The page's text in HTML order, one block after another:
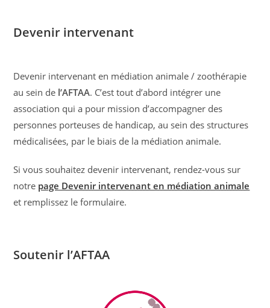
Devenir intervenant
Devenir intervenant en médiation animale / zoothérapie
au sein de l’AFTAA. C’est tout d’abord intégrer une
association qui a pour mission d’accompagner des
personnes porteuses de handicap, au sein des structures
médicalisées, par le biais de la médiation animale.
Si vous souhaitez devenir intervenant, rendez-vous sur
notre page Devenir intervenant en médiation animale
et remplissez le formulaire.
Soutenir l’AFTAA